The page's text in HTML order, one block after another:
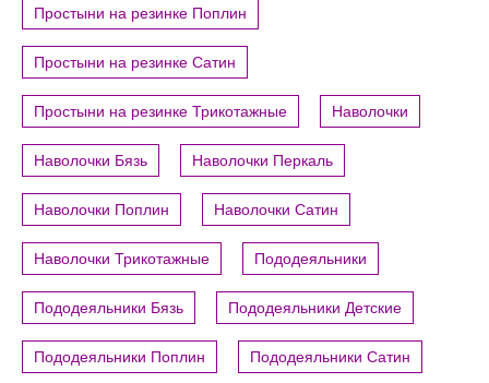
Простыни на резинке Поплин
Простыни на резинке Сатин
Простыни на резинке Трикотажные Наволочки
Наволочки Бязь Наволочки Перкаль
Наволочки Поплин Наволочки Сатин
Наволочки Трикотажные Пододеяльники
Пододеяльники Бязь Пододеяльники Детские
Пододеяльники Поплин Пододеяльники Сатин